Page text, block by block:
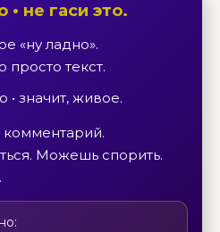
• не гаси это.
«ну ладно».
просто текст.
• значит, живое.
Можешь спорить.